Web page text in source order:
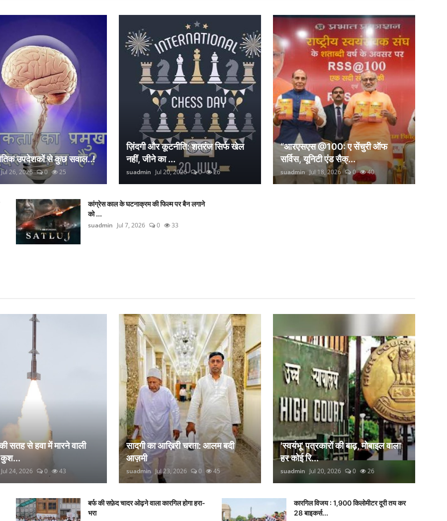
उपदेशकों से कुछ सवाल..!
Jul 26, 2026 0 25
ज़िंदगी और कूटनीति: शतरंज सिर्फ खेल
नहीं, जीने का ...
suadmin Jul 20, 2026 0 26
“आरएसएस @100: ए सेंचुरी ऑफ
सर्विस, यूनिटी एंड सैक्...
suadmin Jul 18, 2026 0 40
कांग्रेस काल के घटनाक्रम की फिल्म पर बैन लगाने
को ...
suadmin Jul 7, 2026 0 33
सतह से हवा में मारने वाली
'कुश...
Jul 24, 2026 0 43
सादगी का आख़िरी चराग़: आलम बदी
आज़मी
suadmin Jul 23, 2026 0 45
'स्वयंभू' पत्रकारों की बाढ़, मोबाइल वाला
हर कोई रि...
suadmin Jul 20, 2026 0 26
बर्फ की सफ़ेद चादर ओढ़ने वाला कारगिल होगा हरा-
भरा
कारगिल विजय : 1,900 किलोमीटर दूरी तय कर
28 बाइकर्स...